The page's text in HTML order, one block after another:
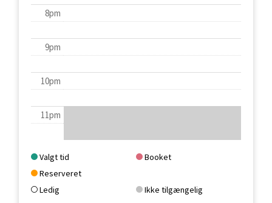
8pm
9pm
10pm
11pm
Valgt tid
Booket
Reserveret
Ledig
Ikke tilgængelig